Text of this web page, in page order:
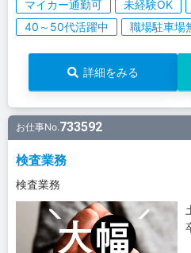
マイカー通勤可 未経験OK
40～50代活躍中
職場駐車場
詳細をみる
お仕事No.733592
検査業務
検査業務